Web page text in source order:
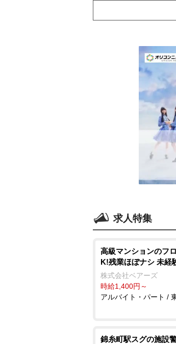
求人特集
高級マンションのフ
K!残業ほぼナシ 未経
株式会社ベアーズ
時給1,400円～
アルバイト・パート /
錦糸町駅スグの施設